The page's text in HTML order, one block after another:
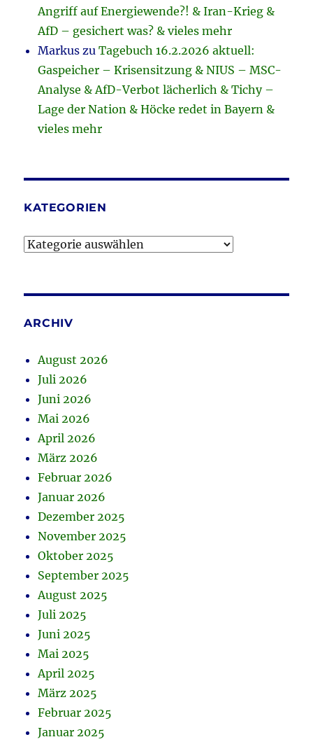
Angriff auf Energiewende?! & Iran-Krieg &
AfD – gesichert was? & vieles mehr
Markus zuTagebuch 16.2.2026 aktuell:
Gaspeicher – Krisensitzung & NIUS – MSC-
Analyse & AfD-Verbot lächerlich & Tichy –
Lage der Nation & Höcke redet in Bayern &
vieles mehr
KATEGORIEN
Kategorien
ARCHIV
August 2026
Juli 2026
Juni 2026
Mai 2026
April 2026
März 2026
Februar 2026
Januar 2026
Dezember 2025
November 2025
Oktober 2025
September 2025
August 2025
Juli 2025
Juni 2025
Mai 2025
April 2025
März 2025
Februar 2025
Januar 2025